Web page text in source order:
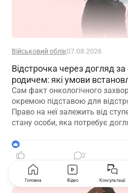
Військовий облік07.08.2026
Відстрочка через догляд
родичем: які умови
Сам факт онкологічного
окремою підставою для
Право на неї залежить від
стану особи, яка потребує
3
2
Головна Відео Консультації